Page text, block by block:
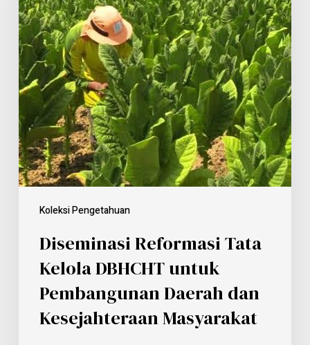
Koleksi Pengetahuan
Diseminasi Reformasi Tata
Kelola DBHCHT untuk
Pembangunan Daerah dan
Kesejahteraan Masyarakat